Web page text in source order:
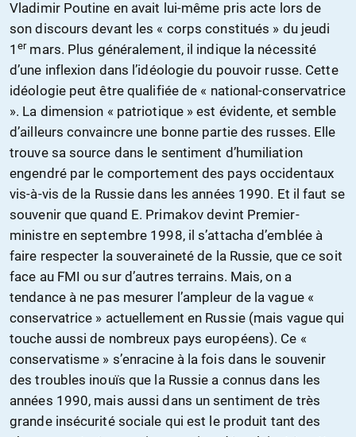
Vladimir Poutine en avait lui-même pris acte lors de
son discours devant les « corps constitués » du jeudi
1ermars. Plus généralement, il indique la nécessité
d’une inflexion dans l’idéologie du pouvoir russe. Cette
idéologie peut être qualifiée de « national-conservatrice
». La dimension « patriotique » est évidente, et semble
d’ailleurs convaincre une bonne partie des russes. Elle
trouve sa source dans le sentiment d’humiliation
engendré par le comportement des pays occidentaux
vis-à-vis de la Russie dans les années 1990. Et il faut se
souvenir que quand E. Primakov devint Premier-
ministre en septembre 1998, il s’attacha d’emblée à
faire respecter la souveraineté de la Russie, que ce soit
face au FMI ou sur d’autres terrains. Mais, on a
tendance à ne pas mesurer l’ampleur de la vague «
conservatrice » actuellement en Russie (mais vague qui
touche aussi de nombreux pays européens). Ce «
conservatisme » s’enracine à la fois dans le souvenir
des troubles inouïs que la Russie a connus dans les
années 1990, mais aussi dans un sentiment de très
grande insécurité sociale qui est le produit tant des